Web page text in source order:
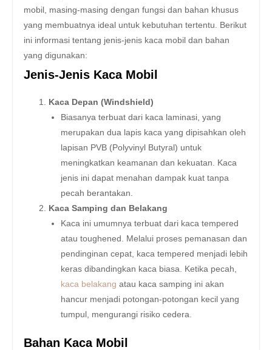
mobil, masing-masing dengan fungsi dan bahan khusus
yang membuatnya ideal untuk kebutuhan tertentu. Berikut
ini informasi tentang jenis-jenis kaca mobil dan bahan
yang digunakan:
Jenis-Jenis Kaca Mobil
Kaca Depan (Windshield)
Biasanya terbuat dari kaca laminasi, yang
merupakan dua lapis kaca yang dipisahkan oleh
lapisan PVB (Polyvinyl Butyral) untuk
meningkatkan keamanan dan kekuatan. Kaca
jenis ini dapat menahan dampak kuat tanpa
pecah berantakan.
Kaca Samping dan Belakang
Kaca ini umumnya terbuat dari kaca tempered
atau toughened. Melalui proses pemanasan dan
pendinginan cepat, kaca tempered menjadi lebih
keras dibandingkan kaca biasa. Ketika pecah,
kaca belakang atau kaca samping ini akan
hancur menjadi potongan-potongan kecil yang
tumpul, mengurangi risiko cedera.
Bahan Kaca Mobil